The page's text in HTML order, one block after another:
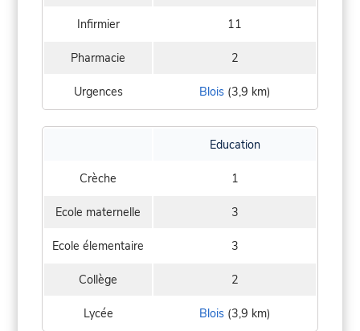
Infirmier 11
Pharmacie 2
Urgences Blois(3,9 km)
Education
Crèche 1
Ecole maternelle 3
Ecole élementaire 3
Collège 2
Lycée Blois(3,9 km)